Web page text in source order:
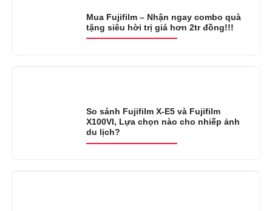
Mua Fujifilm – Nhận ngay combo quà
tặng siêu hời trị giá hơn 2tr đồng!!!
So sánh Fujifilm X-E5 và Fujifilm
X100VI, Lựa chọn nào cho nhiếp ảnh
du lịch?